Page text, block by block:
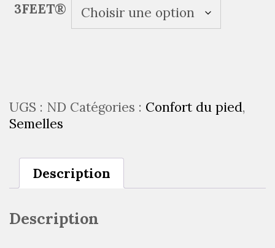
3FEET®
UGS : ND Catégories : Confort du pied,
Semelles
Description
Description